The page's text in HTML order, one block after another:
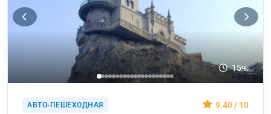
15ч.
АВТО-ПЕШЕХОДНАЯ 9.40 / 10